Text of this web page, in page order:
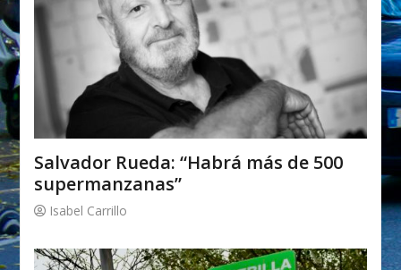
Salvador Rueda: “Habrá más de 500
supermanzanas”
Isabel Carrillo